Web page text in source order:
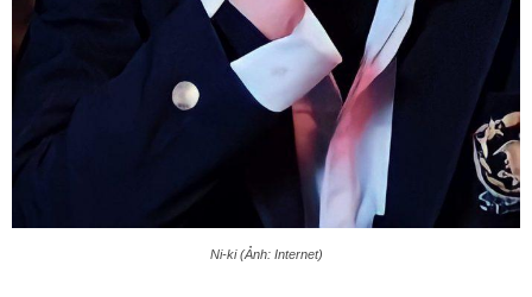
Ni-ki (Ảnh: Internet)